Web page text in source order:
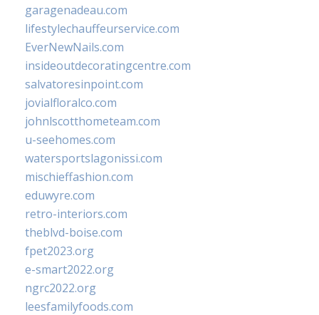
garagenadeau.com
lifestylechauffeurservice.com
EverNewNails.com
insideoutdecoratingcentre.com
salvatoresinpoint.com
jovialfloralco.com
johnlscotthometeam.com
u-seehomes.com
watersportslagonissi.com
mischieffashion.com
eduwyre.com
retro-interiors.com
theblvd-boise.com
fpet2023.org
e-smart2022.org
ngrc2022.org
leesfamilyfoods.com